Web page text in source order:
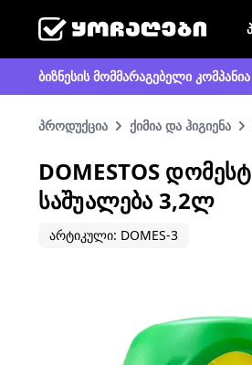
ბიზნესის მომმარაგებელი კომპანია
პროდუქცია ქიმია და ჰიგიენა
DOMESTOS
ᲡᲐᲨᲣᲐᲚᲔᲑᲐ 3,2Ლ
არტიკული: DOMES-3